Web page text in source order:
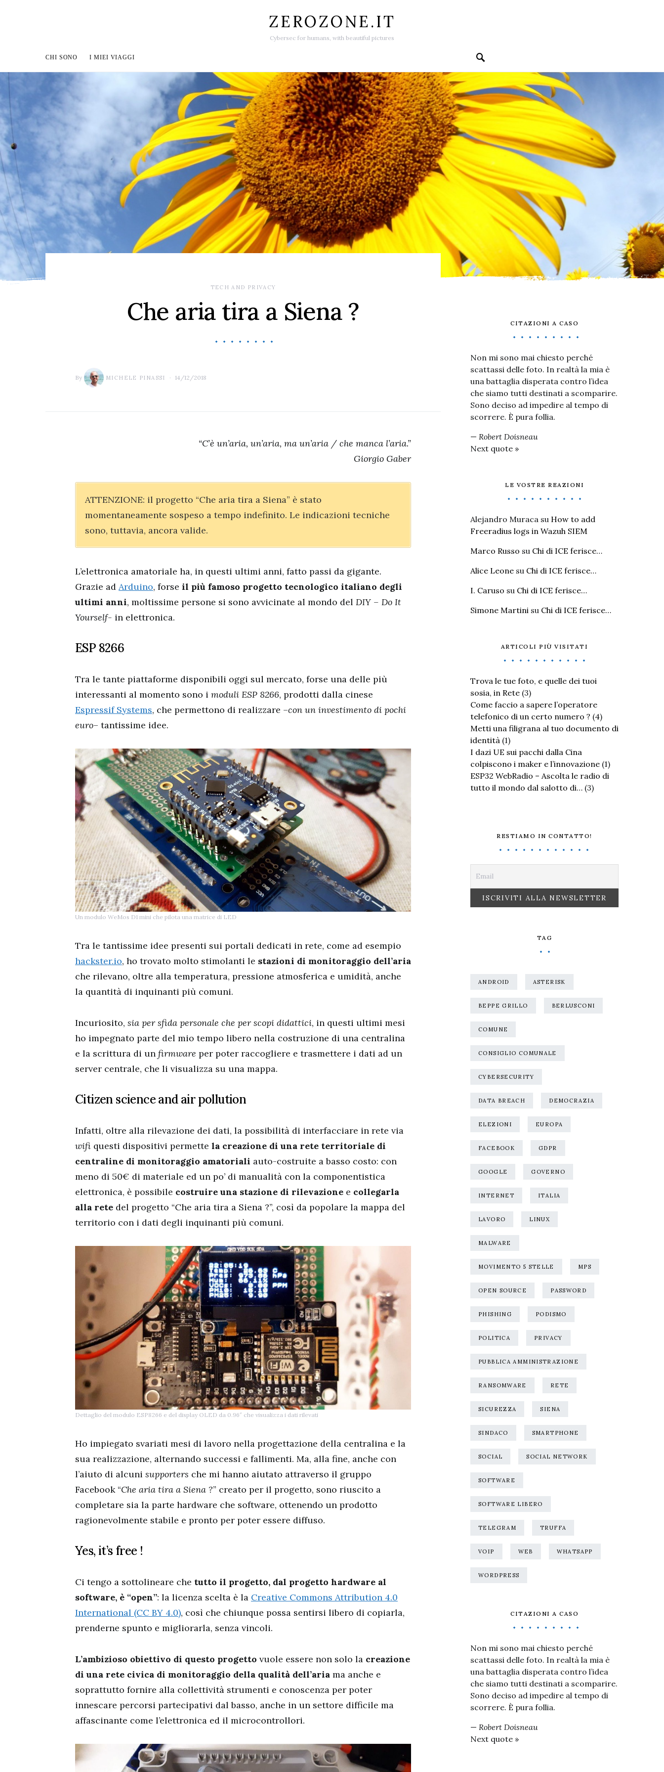
ZEROZONE.IT
Cybersec for humans, with beautiful pictures
CHI SONO I MIEI VIAGGI
TECH AND PRIVACY
Che aria tira a Siena ?
By MICHELE PINASSI 14/12/2018
“C’è un’aria, un’aria, ma un’aria / che manca l’aria.”
Giorgio Gaber
ATTENZIONE: il progetto “Che aria tira a Siena” è stato
momentaneamente sospeso a tempo indefinito. Le indicazioni tecniche
sono, tuttavia, ancora valide.
L’elettronica amatoriale ha, in questi ultimi anni, fatto passi da gigante.
Grazie ad Arduino, forse il più famoso progetto tecnologico italiano degli
ultimi anni, moltissime persone si sono avvicinate al mondo del DIY – Do It
Yourself- in elettronica.
ESP 8266
Tra le tante piattaforme disponibili oggi sul mercato, forse una delle più
interessanti al momento sono i moduli ESP 8266, prodotti dalla cinese
Espressif Systems, che permettono di realizzare –con un investimento di pochi
euro– tantissime idee.
Un modulo WeMos D1 mini che pilota una matrice di LED
Tra le tantissime idee presenti sui portali dedicati in rete, come ad esempio
hackster.io, ho trovato molto stimolanti le stazioni di monitoraggio dell’aria
che rilevano, oltre alla temperatura, pressione atmosferica e umidità, anche
la quantità di inquinanti più comuni.
Incuriosito, sia per sfida personale che per scopi didattici, in questi ultimi mesi
ho impegnato parte del mio tempo libero nella costruzione di una centralina
e la scrittura di un firmware per poter raccogliere e trasmettere i dati ad un
server centrale, che li visualizza su una mappa.
Citizen science and air pollution
Infatti, oltre alla rilevazione dei dati, la possibilità di interfacciare in rete via
wifi questi dispositivi permette la creazione di una rete territoriale di
centraline di monitoraggio amatoriali auto-costruite a basso costo: con
meno di 50€ di materiale ed un po’ di manualità con la componentistica
elettronica, è possibile costruire una stazione di rilevazione e collegarla
alla rete del progetto “Che aria tira a Siena ?”, così da popolare la mappa del
territorio con i dati degli inquinanti più comuni.
Dettaglio del modulo ESP8266 e del display OLED da 0.96″ che visualizza i dati rilevati
Ho impiegato svariati mesi di lavoro nella progettazione della centralina e la
sua realizzazione, alternando successi e fallimenti. Ma, alla fine, anche con
l’aiuto di alcuni supporters che mi hanno aiutato attraverso il gruppo
Facebook “Che aria tira a Siena ?” creato per il progetto, sono riuscito a
completare sia la parte hardware che software, ottenendo un prodotto
ragionevolmente stabile e pronto per poter essere diffuso.
Yes, it’s free !
Ci tengo a sottolineare che tutto il progetto, dal progetto hardware al
software, è “open”: la licenza scelta è la Creative Commons Attribution 4.0
International (CC BY 4.0), così che chiunque possa sentirsi libero di copiarla,
prenderne spunto e migliorarla, senza vincoli.
L’ambizioso obiettivo di questo progetto vuole essere non solo la creazione
di una rete civica di monitoraggio della qualità dell’aria ma anche e
soprattutto fornire alla collettività strumenti e conoscenza per poter
innescare percorsi partecipativi dal basso, anche in un settore difficile ma
affascinante come l’elettronica ed il microcontrollori.
CITAZIONI A CASO
Non mi sono mai chiesto perché
scattassi delle foto. In realtà la mia è
una battaglia disperata contro l’idea
che siamo tutti destinati a scomparire.
Sono deciso ad impedire al tempo di
scorrere. È pura follia.
— Robert Doisneau
Next quote »
LE VOSTRE REAZIONI
Alejandro Muraca su How to add
Freeradius logs in Wazuh SIEM
Marco Russo su Chi di ICE ferisce…
Alice Leone su Chi di ICE ferisce…
I. Caruso su Chi di ICE ferisce…
Simone Martini su Chi di ICE ferisce…
ARTICOLI PIÙ VISITATI
Trova le tue foto, e quelle dei tuoi
sosia, in Rete (3)
Come faccio a sapere l’operatore
telefonico di un certo numero ? (4)
Metti una filigrana al tuo documento di
identità (1)
I dazi UE sui pacchi dalla Cina
colpiscono i maker e l’innovazione (1)
ESP32 WebRadio – Ascolta le radio di
tutto il mondo dal salotto di… (3)
RESTIAMO IN CONTATTO!
TAG
ANDROID ASTERISK
BEPPE GRILLO BERLUSCONI
COMUNE
CONSIGLIO COMUNALE
CYBERSECURITY
DATA BREACH DEMOCRAZIA
ELEZIONI EUROPA
FACEBOOK GDPR
GOOGLE GOVERNO
INTERNET ITALIA
LAVORO LINUX
MALWARE
MOVIMENTO 5 STELLE MPS
OPEN SOURCE PASSWORD
PHISHING PODISMO
POLITICA PRIVACY
PUBBLICA AMMINISTRAZIONE
RANSOMWARE RETE
SICUREZZA SIENA
SINDACO SMARTPHONE
SOCIAL SOCIAL NETWORK
SOFTWARE
SOFTWARE LIBERO
TELEGRAM TRUFFA
VOIP WEB WHATSAPP
WORDPRESS
CITAZIONI A CASO
Non mi sono mai chiesto perché
scattassi delle foto. In realtà la mia è
una battaglia disperata contro l’idea
che siamo tutti destinati a scomparire.
Sono deciso ad impedire al tempo di
scorrere. È pura follia.
— Robert Doisneau
Next quote »